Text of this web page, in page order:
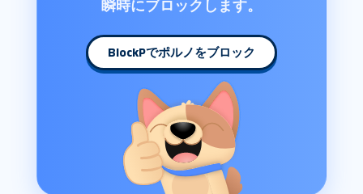
瞬時にブロックします。
BlockPでポルノをブロック